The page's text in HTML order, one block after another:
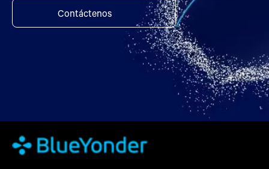
Contáctenos